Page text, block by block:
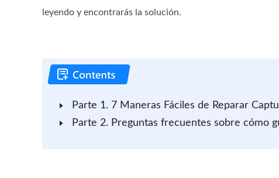
leyendo y encontrarás la solución.
Parte 1. 7 Maneras Fáciles de Reparar
Parte 2. Preguntas frecuentes sobre cómo